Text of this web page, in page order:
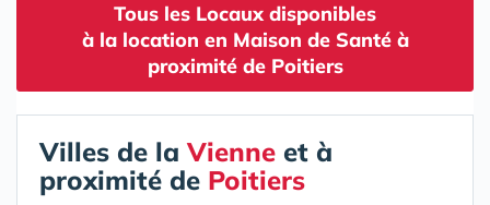
Tous les Locaux disponibles
à la location en Maison de Santé à
proximité de Poitiers
Villes de laVienne et à
proximité de Poitiers